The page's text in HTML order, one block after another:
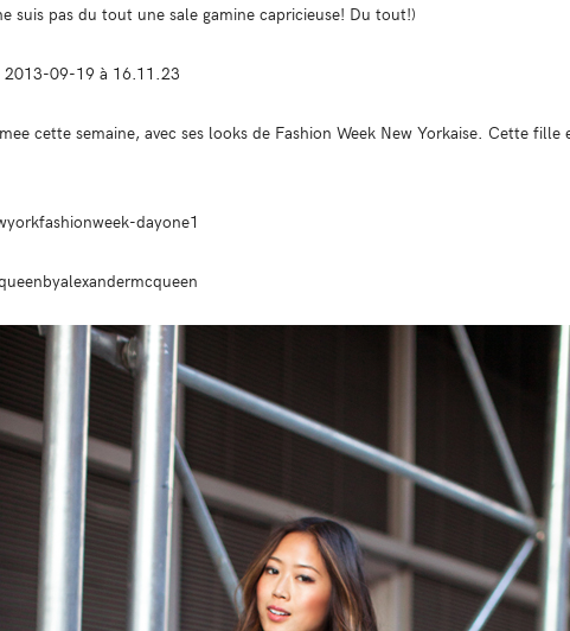
suis pas du tout une sale gamine capricieuse! Du tout!)
cette semaine, avec ses looks de Fashion Week New Yorkaise. Cette